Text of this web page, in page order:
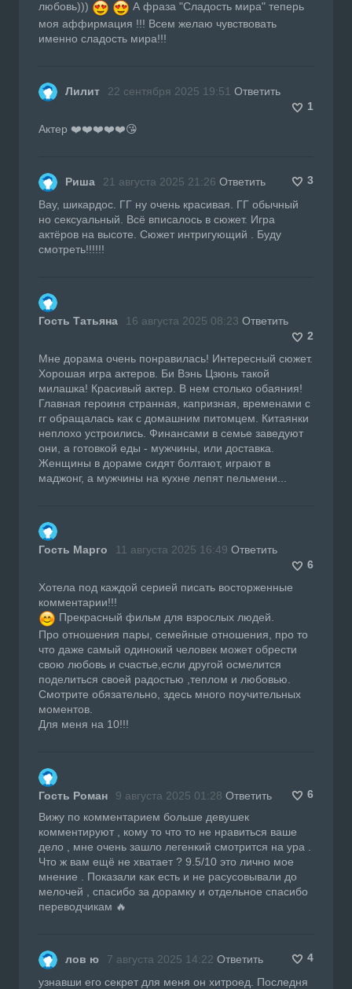
любовь)))
А фраза "Сладость мира" теперь
моя аффирмация !!! Всем желаю чувствовать
именно сладость мира!!!
Лилит 22 сентября 2025 19:51 Ответить
1
Актер ❤️❤️❤️❤️❤️😘
Риша 21 августа 2025 21:26 Ответить
3
Вау, шикардос. ГГ ну очень красивая. ГГ обычный
но сексуальный. Всё вписалось в сюжет. Игра
актёров на высоте. Сюжет интригующий . Буду
смотреть!!!!!!
Гость Татьяна 16 августа 2025 08:23 Ответить
2
Мне дорама очень понравилась! Интересный сюжет.
Хорошая игра актеров. Би Вэнь Цзюнь такой
милашка! Красивый актер. В нем столько обаяния!
Главная героиня странная, капризная, временами с
гг обращалась как с домашним питомцем. Китаянки
неплохо устроились. Финансами в семье заведуют
они, а готовкой еды - мужчины, или доставка.
Женщины в дораме сидят болтают, играют в
маджонг, а мужчины на кухне лепят пельмени...
Гость Марго 11 августа 2025 16:49 Ответить
6
Хотела под каждой серией писать восторженные
комментарии!!!
Прекрасный фильм для взрослых людей.
Про отношения пары, семейные отношения, про то
что даже самый одинокий человек может обрести
свою любовь и счастье,если другой осмелится
поделиться своей радостью ,теплом и любовью.
Смотрите обязательно, здесь много поучительных
моментов.
Для меня на 10!!!
Гость Роман 9 августа 2025 01:28 Ответить
6
Вижу по комментарием больше девушек
комментируют , кому то что то не нравиться ваше
дело , мне очень зашло легенкий смотрится на ура .
Что ж вам ещё не хватает ? 9.5/10 это лично мое
мнение . Показали как есть и не расусовывали до
мелочей , спасибо за дорамку и отдельное спасибо
переводчикам 🔥
лов ю 7 августа 2025 14:22 Ответить
4
узнавши его секрет для меня он хитроед. Последня